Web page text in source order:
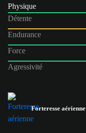
Physique
Détente
Endurance
Force
Agressivité
Forteresse aérienne